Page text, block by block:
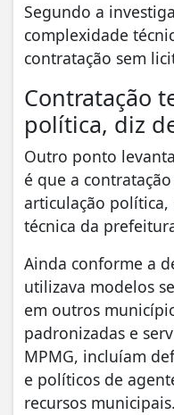
Segundo a
complexidade
contratação sem
Contratação
política, diz
Outro ponto
é que a
articulação política,
técnica da
Ainda conforme a
utilizava modelos
em outros
padronizadas e
MPMG, incluíam
e políticos de
recursos municipais.